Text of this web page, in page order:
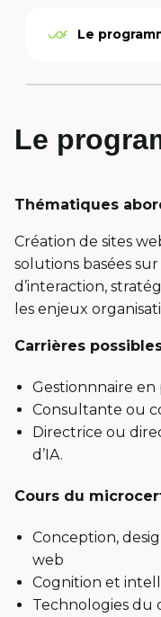
Open
Active
Le
Le
Thématiques
Création de sites
solutions basées
d’interaction,
les enjeux
Carrières
Gestionnnaire en
Consultante ou
Directrice ou
d’IA.
Cours du
Conception,
web
Cognition et
Technologies du